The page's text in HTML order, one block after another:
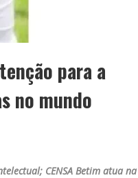
para a
no mundo
CENSA Betim atua na